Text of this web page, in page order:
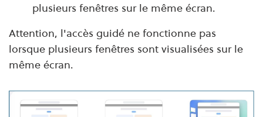
plusieurs fenêtres sur le même écran.
Attention, l'accès guidé ne fonctionne pas
lorsque plusieurs fenêtres sont visualisées sur le
même écran.